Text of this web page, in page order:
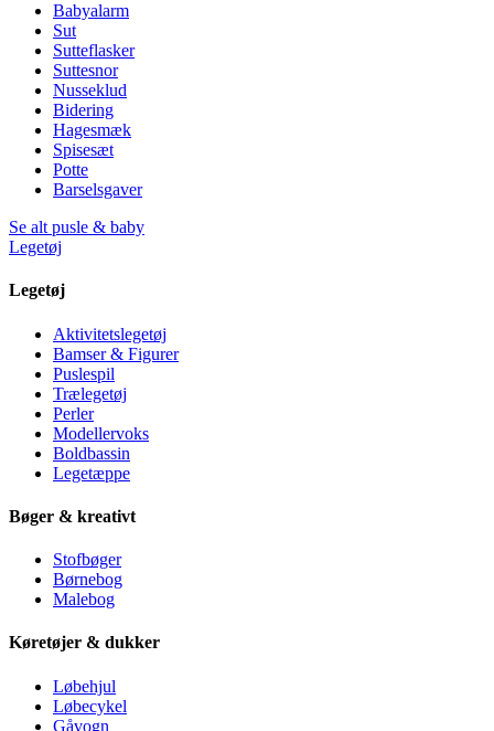
Babyalarm
Sut
Sutteflasker
Suttesnor
Nusseklud
Bidering
Hagesmæk
Spisesæt
Potte
Barselsgaver
Se alt pusle & baby
Legetøj
Legetøj
Aktivitetslegetøj
Bamser & Figurer
Puslespil
Trælegetøj
Perler
Modellervoks
Boldbassin
Legetæppe
Bøger & kreativt
Stofbøger
Børnebog
Malebog
Køretøjer & dukker
Løbehjul
Løbecykel
Gåvogn